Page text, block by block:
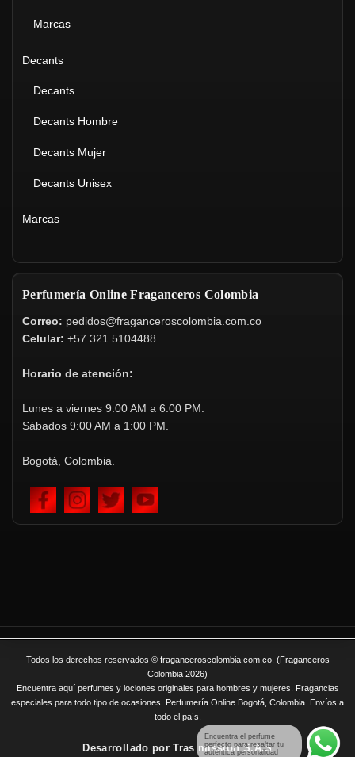
Marcas
Decants
Decants
Decants Hombre
Decants Mujer
Decants Unisex
Marcas
Perfumería Online Fraganceros Colombia
Correo: pedidos@fraganceroscolombia.com.co
Celular: +57 321 5104488
Horario de atención:
Lunes a viernes 9:00 AM a 6:00 PM.
Sábados 9:00 AM a 1:00 PM.
Bogotá, Colombia.
Encuentra el perfume
perfecto para resaltar tu
auténtica personalidad
Todos los derechos reservados © fraganceroscolombia.com.co. (Fraganceros
Colombia 2026)
Encuentra aquí perfumes y lociones originales para hombres y mujeres. Fragancias
especiales para todo tipo de ocasiones. Perfumería Online Bogotá, Colombia. Envíos a
todo el país.
Desarrollado porTras mission S.A.S